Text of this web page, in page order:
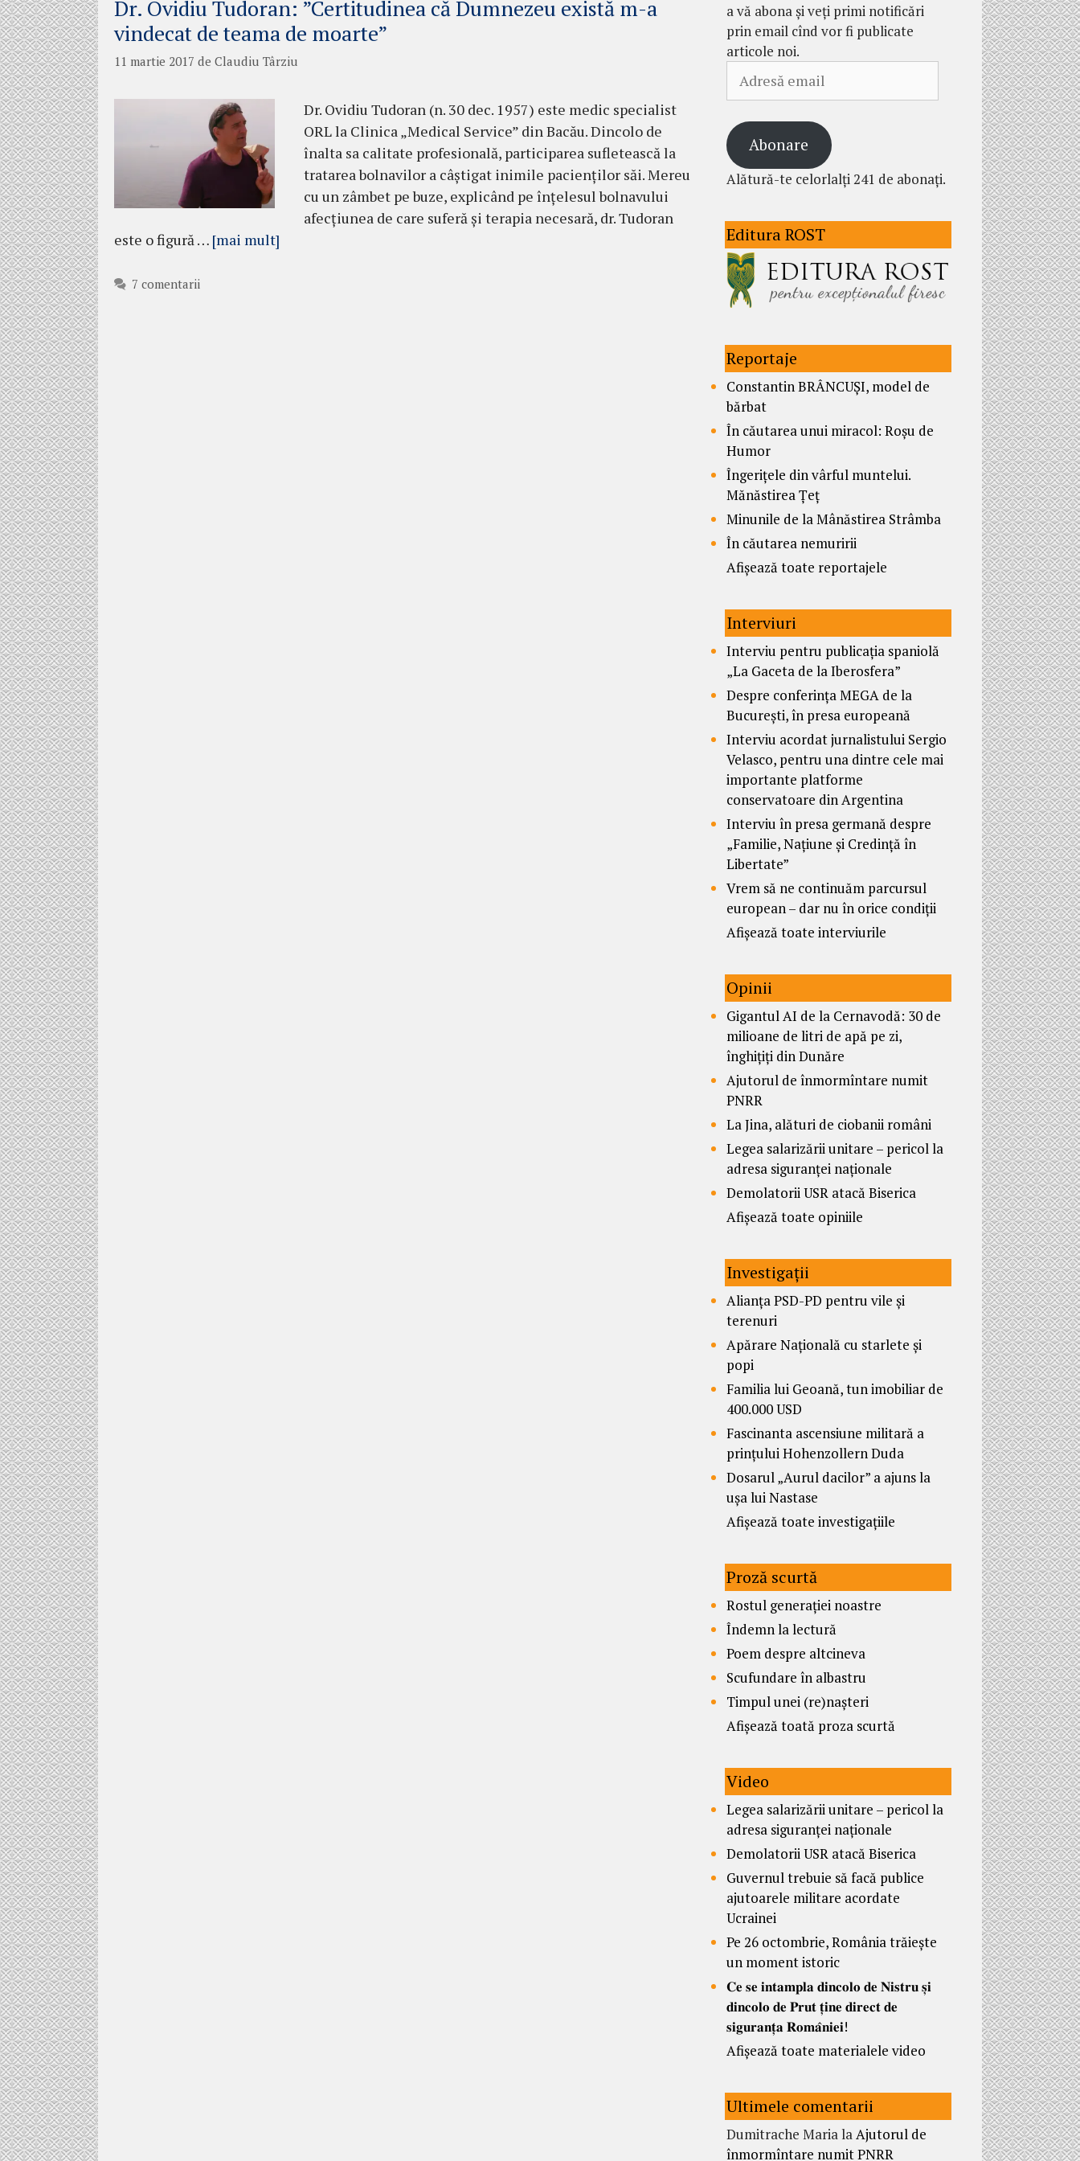
Dr. Ovidiu Tudoran: ”Certitudinea că Dumnezeu există m-a
vindecat de teama de moarte”
11 martie 2017 de Claudiu Târziu
Dr. Ovidiu Tudoran (n. 30 dec. 1957) este me­dic specialist
ORL la Clinica „Medical Ser­vice” din Bacău. Dincolo de
înalta sa calitate profesională, participarea sufletească la
tra­ta­rea bolnavilor a câştigat inimile pacienţilor săi. Mereu
cu un zâmbet pe buze, explicând pe înţelesul bolna­vu­lui
afecţiunea de care su­feră şi terapia necesară, dr. Tu­do­ran
este o figură … [mai mult]
7 comentarii
a vă abona și veți primi notificări
prin email cînd vor fi publicate
articole noi.
email
Abonare
Alătură-te celorlalți 241 de abonați.
Editura ROST
Reportaje
Constantin BRÂNCUȘI, model de
bărbat
În căutarea unui miracol: Roșu de
Humor
Îngerițele din vârful muntelui.
Mănăstirea Țeț
Minunile de la Mânăstirea Strâmba
În căutarea nemuririi
Afișează toate reportajele
Interviuri
Interviu pentru publicația spaniolă
„La Gaceta de la Iberosfera”
Despre conferința MEGA de la
București, în presa europeană
Interviu acordat jurnalistului Sergio
Velasco, pentru una dintre cele mai
importante platforme
conservatoare din Argentina
Interviu în presa germană despre
„Familie, Națiune și Credință în
Libertate”
Vrem să ne continuăm parcursul
european – dar nu în orice condiții
Afișează toate interviurile
Opinii
Gigantul AI de la Cernavodă: 30 de
milioane de litri de apă pe zi,
înghițiți din Dunăre
Ajutorul de înmormîntare numit
PNRR
La Jina, alături de ciobanii români
Legea salarizării unitare – pericol la
adresa siguranței naționale
Demolatorii USR atacă Biserica
Afișează toate opiniile
Investigații
Alianța PSD-PD pentru vile și
terenuri
Apărare Națională cu starlete și
popi
Familia lui Geoană, tun imobiliar de
400.000 USD
Fascinanta ascensiune militară a
prințului Hohenzollern Duda
Dosarul „Aurul dacilor” a ajuns la
ușa lui Nastase
Afișează toate investigațiile
Proză scurtă
Rostul generației noastre
Îndemn la lectură
Poem despre altcineva
Scufundare în albastru
Timpul unei (re)nașteri
Afișează toată proza scurtă
Video
Legea salarizării unitare – pericol la
adresa siguranței naționale
Demolatorii USR atacă Biserica
Guvernul trebuie să facă publice
ajutoarele militare acordate
Ucrainei
Pe 26 octombrie, România trăiește
un moment istoric
𝐂𝐞 𝐬𝐞 𝐢𝐧𝐭𝐚𝐦𝐩𝐥𝐚 𝐝𝐢𝐧𝐜𝐨𝐥𝐨 𝐝𝐞 𝐍𝐢𝐬𝐭𝐫𝐮 𝐬̦𝐢
𝐝𝐢𝐧𝐜𝐨𝐥𝐨 𝐝𝐞 𝐏𝐫𝐮𝐭 𝐭̦𝐢𝐧𝐞 𝐝𝐢𝐫𝐞𝐜𝐭 𝐝𝐞
𝐬𝐢𝐠𝐮𝐫𝐚𝐧𝐭̦𝐚 𝐑𝐨𝐦𝐚̂𝐧𝐢𝐞𝐢!
Afișează toate materialele video
Ultimele comentarii
Dumitrache MarialaAjutorul de
înmormîntare numit PNRR